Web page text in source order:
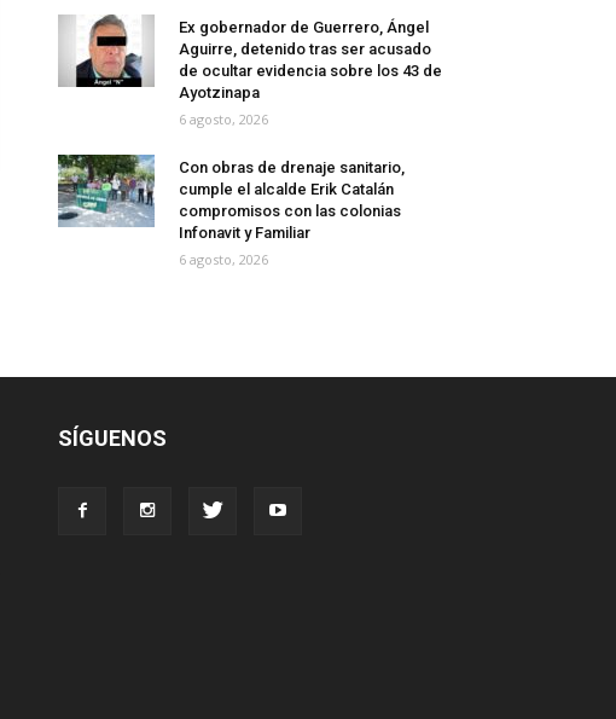
Ex gobernador de Guerrero, Ángel
Aguirre, detenido tras ser acusado
de ocultar evidencia sobre los 43 de
Ayotzinapa
6 agosto, 2026
Con obras de drenaje sanitario,
cumple el alcalde Erik Catalán
compromisos con las colonias
Infonavit y Familiar
6 agosto, 2026
SÍGUENOS